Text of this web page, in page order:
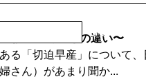
課題、海外との違い〜
る「切迫早産」について
さん）があまり聞か...
登録